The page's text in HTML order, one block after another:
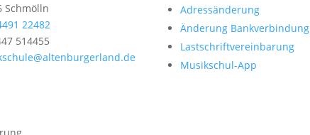
Schmölln
22482
514455
Adressänderung
Änderung Bankverbindung
Lastschriftvereinbarung
Musikschul-App